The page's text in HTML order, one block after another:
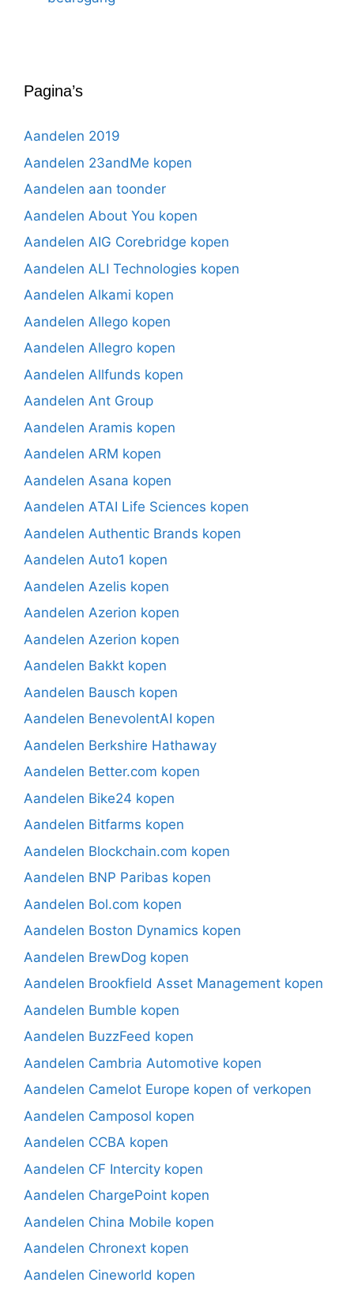
Pagina’s
Aandelen 2019
Aandelen 23andMe kopen
Aandelen aan toonder
Aandelen About You kopen
Aandelen AIG Corebridge kopen
Aandelen ALI Technologies kopen
Aandelen Alkami kopen
Aandelen Allego kopen
Aandelen Allegro kopen
Aandelen Allfunds kopen
Aandelen Ant Group
Aandelen Aramis kopen
Aandelen ARM kopen
Aandelen Asana kopen
Aandelen ATAI Life Sciences kopen
Aandelen Authentic Brands kopen
Aandelen Auto1 kopen
Aandelen Azelis kopen
Aandelen Azerion kopen
Aandelen Azerion kopen
Aandelen Bakkt kopen
Aandelen Bausch kopen
Aandelen BenevolentAI kopen
Aandelen Berkshire Hathaway
Aandelen Better.com kopen
Aandelen Bike24 kopen
Aandelen Bitfarms kopen
Aandelen Blockchain.com kopen
Aandelen BNP Paribas kopen
Aandelen Bol.com kopen
Aandelen Boston Dynamics kopen
Aandelen BrewDog kopen
Aandelen Brookfield Asset Management kopen
Aandelen Bumble kopen
Aandelen BuzzFeed kopen
Aandelen Cambria Automotive kopen
Aandelen Camelot Europe kopen of verkopen
Aandelen Camposol kopen
Aandelen CCBA kopen
Aandelen CF Intercity kopen
Aandelen ChargePoint kopen
Aandelen China Mobile kopen
Aandelen Chronext kopen
Aandelen Cineworld kopen